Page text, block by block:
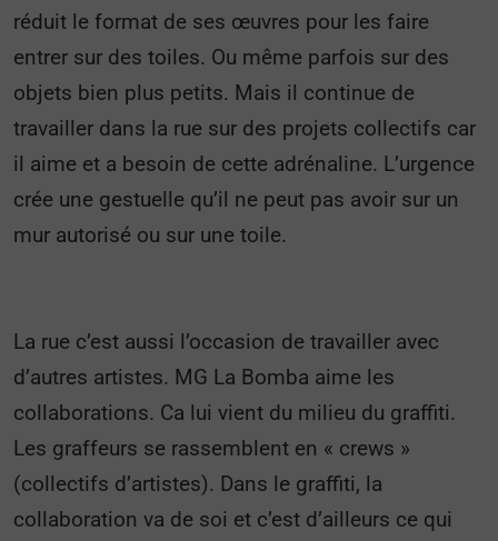
réduit le format de ses œuvres pour les faire
entrer sur des toiles. Ou même parfois sur des
objets bien plus petits. Mais il continue de
travailler dans la rue sur des projets collectifs car
il aime et a besoin de cette adrénaline. L’urgence
crée une gestuelle qu’il ne peut pas avoir sur un
mur autorisé ou sur une toile.
La rue c’est aussi l’occasion de travailler avec
d’autres artistes. MG La Bomba aime les
collaborations. Ca lui vient du milieu du graffiti.
Les graffeurs se rassemblent en « crews »
(collectifs d’artistes). Dans le graffiti, la
collaboration va de soi et c’est d’ailleurs ce qui